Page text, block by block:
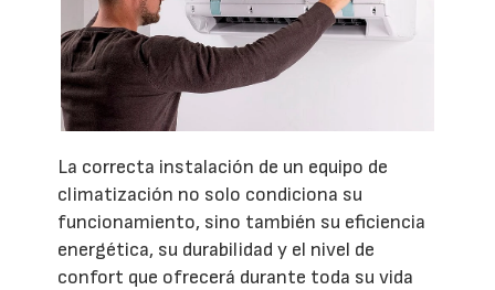
La correcta instalación de un equipo de
climatización no solo condiciona su
funcionamiento, sino también su eficiencia
energética, su durabilidad y el nivel de
confort que ofrecerá durante toda su vida